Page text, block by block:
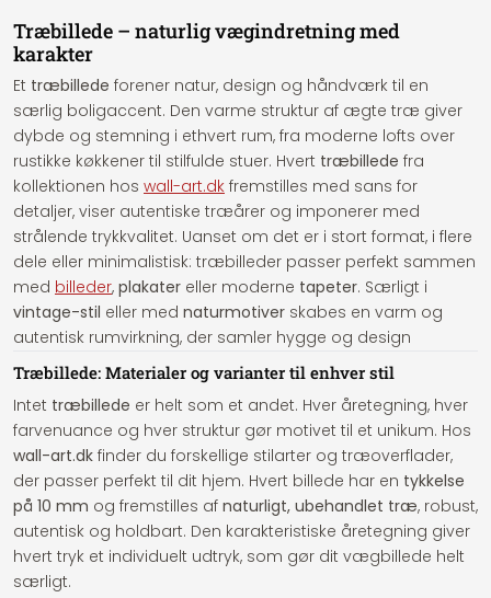
Træbillede – naturlig vægindretning med
karakter
Et træbillede forener natur, design og håndværk til en
særlig boligaccent. Den varme struktur af ægte træ giver
dybde og stemning i ethvert rum, fra moderne lofts over
rustikke køkkener til stilfulde stuer. Hvert træbillede fra
kollektionen hos wall-art.dk fremstilles med sans for
detaljer, viser autentiske træårer og imponerer med
strålende trykkvalitet. Uanset om det er i stort format, i flere
dele eller minimalistisk: træbilleder passer perfekt sammen
med billeder, plakater eller moderne tapeter. Særligt i
vintage-stil eller med naturmotiver skabes en varm og
autentisk rumvirkning, der samler hygge og design
Træbillede: Materialer og varianter til enhver stil
Intet træbillede er helt som et andet. Hver åretegning, hver
farvenuance og hver struktur gør motivet til et unikum. Hos
wall-art.dk finder du forskellige stilarter og træoverflader,
der passer perfekt til dit hjem. Hvert billede har en tykkelse
på 10 mm og fremstilles af naturligt, ubehandlet træ, robust,
autentisk og holdbart. Den karakteristiske åretegning giver
hvert tryk et individuelt udtryk, som gør dit vægbillede helt
særligt.